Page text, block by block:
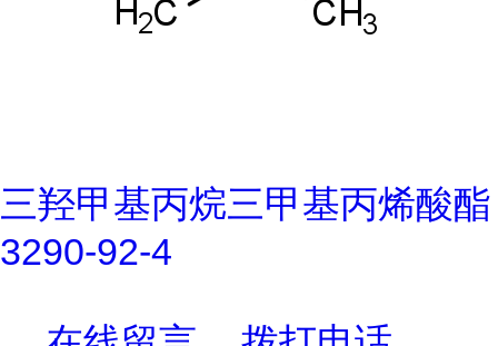
三羟甲基丙烷三甲基丙烯酸酯
3290-92-4